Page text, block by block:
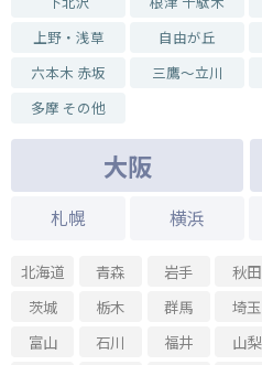
上野・浅草
自由が丘
六本木 赤坂
三鷹～立川
多摩 その他
大阪
札幌 横浜
北海道 青森 岩手 秋田
茨城
栃木 群馬 埼玉
富山
石川 福井 山梨